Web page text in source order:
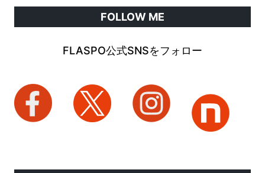
FOLLOW ME
FLASPO公式SNSをフォロー